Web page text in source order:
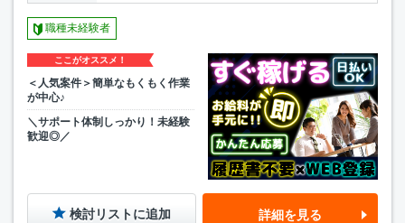
職種未経験者
ここがオススメ！
＜人気案件＞簡単なもくもく作業
が中心♪
＼サポート体制しっかり！未経験
歓迎◎／
検討リストに追加 詳細を見る